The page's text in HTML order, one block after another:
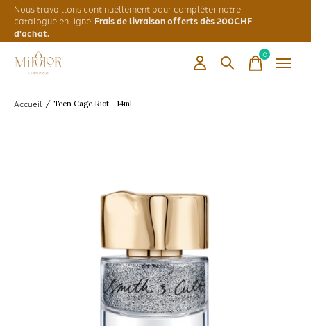
Nous travaillons continuellement pour compléter notre
catalogue en ligne. Frais de livraison offerts dès 200CHF
d'achat.
0items
Accueil / Teen Cage Riot - 14ml